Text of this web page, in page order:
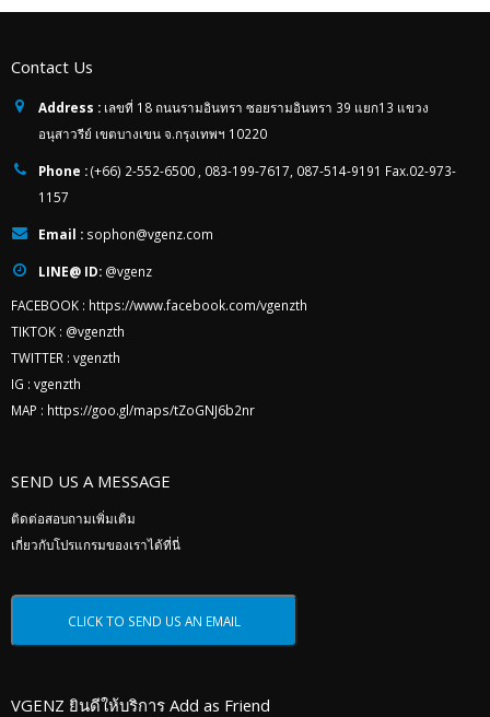
Contact Us
Address : เลขที่ 18 ถนนรามอินทรา ซอยรามอินทรา 39 แยก13 แขวง
อนุสาวรีย์ เขตบางเขน จ.กรุงเทพฯ 10220
Phone :(+66) 2-552-6500 , 083-199-7617, 087-514-9191 Fax.02-973-
1157
Email : sophon@vgenz.com
LINE@ ID: @vgenz
FACEBOOK : https://www.facebook.com/vgenzth
TIKTOK : @vgenzth
TWITTER : vgenzth
IG : vgenzth
MAP : https://goo.gl/maps/tZoGNJ6b2nr
SEND US A MESSAGE
ติดต่อสอบถามเพิ่มเติม
เกี่ยวกับโปรแกรมของเราได้ที่นี่
VGENZ ยินดีให้บริการ Add as Friend